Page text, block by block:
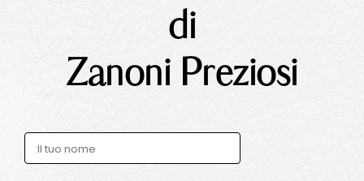
di
Zanoni Preziosi